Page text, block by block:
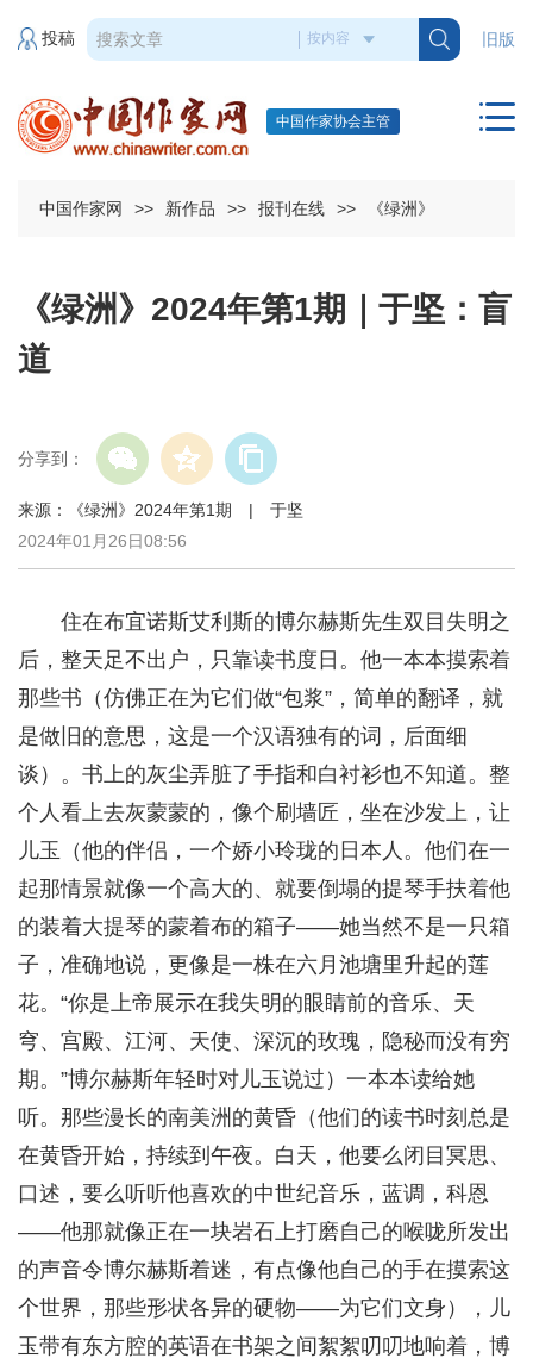
旧版
投稿
中国作家协会主管
中国作家网 >> 新作品 >> 报刊在线 >> 《绿洲》
《绿洲》2024年第1期｜于坚：盲
道
分享到：
来源：《绿洲》2024年第1期 | 于坚
2024年01月26日08:56
住在布宜诺斯艾利斯的博尔赫斯先生双目失明之
后，整天足不出户，只靠读书度日。他一本本摸索着
那些书（仿佛正在为它们做“包浆”，简单的翻译，就
是做旧的意思，这是一个汉语独有的词，后面细
谈）。书上的灰尘弄脏了手指和白衬衫也不知道。整
个人看上去灰蒙蒙的，像个刷墙匠，坐在沙发上，让
儿玉（他的伴侣，一个娇小玲珑的日本人。他们在一
起那情景就像一个高大的、就要倒塌的提琴手扶着他
的装着大提琴的蒙着布的箱子——她当然不是一只箱
子，准确地说，更像是一株在六月池塘里升起的莲
花。“你是上帝展示在我失明的眼睛前的音乐、天
穹、宫殿、江河、天使、深沉的玫瑰，隐秘而没有穷
期。”博尔赫斯年轻时对儿玉说过）一本本读给她
听。那些漫长的南美洲的黄昏（他们的读书时刻总是
在黄昏开始，持续到午夜。白天，他要么闭目冥思、
口述，要么听听他喜欢的中世纪音乐，蓝调，科恩
——他那就像正在一块岩石上打磨自己的喉咙所发出
的声音令博尔赫斯着迷，有点像他自己的手在摸索这
个世界，那些形状各异的硬物——为它们文身），儿
玉带有东方腔的英语在书架之间絮絮叨叨地响着，博